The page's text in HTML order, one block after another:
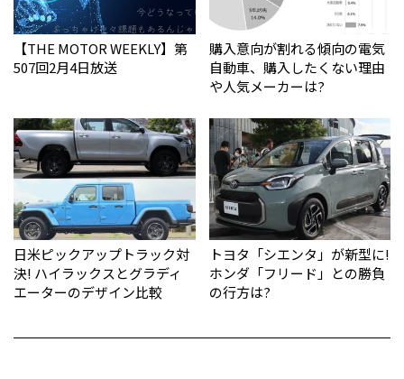
【THE MOTOR WEEKLY】第
507回2月4日放送
購入意向が割れる傾向の電気
自動車、購入したくない理由
や人気メーカーは?
日米ピックアップトラック対
決! ハイラックスとグラディ
エーターのデザイン比較
トヨタ「シエンタ」が新型に!
ホンダ「フリード」との勝負
の行方は?